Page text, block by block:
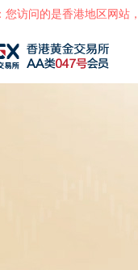
您访问的是香港地区网站